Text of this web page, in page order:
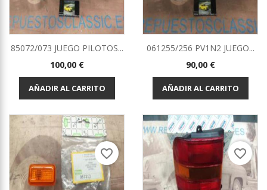
85072/073 JUEGO PILOTOS...
Precio
100,00 €
AÑADIR AL CARRITO
061255/256 PV1N2 JUEGO...
Precio
90,00 €
AÑADIR AL CARRITO
favorite_border favorite_border